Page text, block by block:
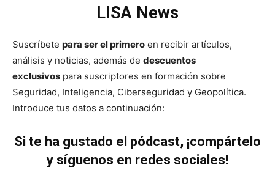
LISA News
Suscríbete para ser el primero en recibir artículos,
análisis y noticias, además de descuentos
exclusivos para suscriptores en formación sobre
Seguridad, Inteligencia, Ciberseguridad y Geopolítica.
Introduce tus datos a continuación:
Si te ha gustado el pódcast, ¡compártelo
y síguenos en redes sociales!